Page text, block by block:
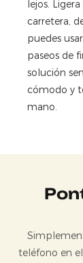
lejos.
carretera,
puedes
paseos de
solución
cómodo y
mano.
teléfono en